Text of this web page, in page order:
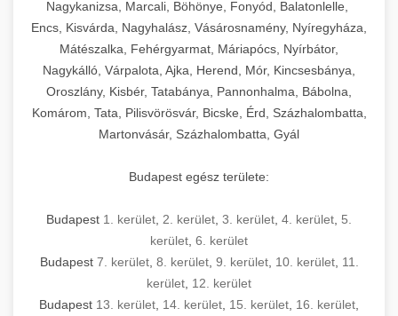
Ipari sütők és gőzpárolók katalógusa -
chef-iparikonyhagepek.hu
berendezések
használatot, miközben megfelel az összes
higiéniai előírásnak.
Ipari hűtőberendezések széles
választéka - chef-iparikonyhagepek.hu
kereskedelmi hűtőegység és hűtőkamra rendszerek
hőmérsékletet és vízminőséget figyelő
rendszerekkel, valamint energiatakarékos
technológiával rendelkeznek. A rozsdamentes
acél konstrukció és a könnyen hozzáférhető
karbantartási pontok biztosítják a hosszú
élettartamot és az egyszerű üzemeltetést.
Ipari mosogatógépek teljes kínálata -
kereskedelmi mosogatógép és tisztítóberendezések
tisztíthatók, szétszerelhetők és karbantarthatók,
megfelelnek az összes élelmiszer-biztonsági
előírásnak. Különböző teljesítményű modellek
állnak rendelkezésre asztali és állványos
kivitelben, az egyedi igények és a
feldolgozandó mennyiségek függvényében.
Biztonságos kezelést biztosító védőburkolatok
számára.
Sajtreszelő gépek szakmai választéka -
chef-iparikonyhagepek.hu
kereskedelmi sajtreszelő és aprítógépek
berendezést magában foglal, amely szükséges
egy modern, hatékonyan működő
kereskedelmi konyha komplett felszereléséhez
és működtetéséhez. Az alapvető
főzőberendezésektől (tűzhelyek, sütők,
grillsütők, frittőzök) kezdve a speciális
feldolgozógépeken (szeletelők, aprítók,
kiegészítő eszközökig mindent egy helyen
megtalál. Szakértő tanácsadóink segítenek a
megfelelő berendezések kiválasztásában, a
konyha optimális elrendezésének
megtervezésében, valamint a telepítés és az
Nagykanizsa, Marcali, Böhönye, Fonyód, Balatonlelle,
Encs, Kisvárda, Nagyhalász, Vásárosnamény, Nyíregyháza,
Mátészalka, Fehérgyarmat, Máriapócs, Nyírbátor,
Nagykálló, Várpalota, Ajka, Herend, Mór, Kincsesbánya,
Oroszlány, Kisbér, Tatabánya, Pannonhalma, Bábolna,
Komárom, Tata, Pilisvörösvár, Bicske, Érd, Százhalombatta,
Martonvásár, Százhalombatta, Gyál
Budapest egész területe:
Budapest 1. kerület 2. kerület 3. kerület 4. kerület 5.
kerület 6. kerület
Budapest 7. kerület, 8. kerület, 9. kerület, 10. kerület, 11.
kerület 12. kerület
Budapest 13. kerület 14. kerület 15. kerület 16. kerület